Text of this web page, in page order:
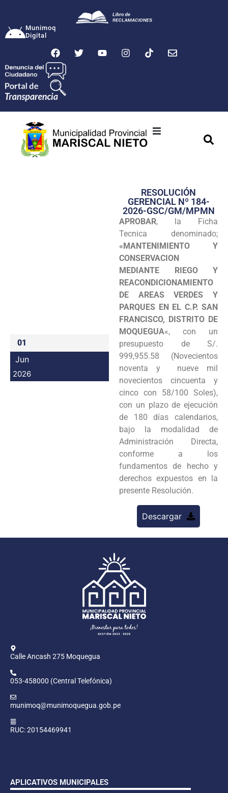
Munimoq
Digital
Transparencia
Seguridad
Programas
Intranet
01
Jun
2026
RESOLUCIÓN
GERENCIAL Nº 184-
2026-GSC/GM/MPMN
APROBAR, la Ficha
Tecnica denominado;
«MANTENIMIENTO Y
CONSERVACION
MEDIANTE RIEGO Y
REACONDICIONAMIENTO
DE AREAS VERDES Y
PARQUES EN EL C.P. SAN
FRANCISCO, DISTRITO DE
MOQUEGUA«, con un
presupuesto de S/.
999,955.58 (Novecientos
noventa y nueve mil
novecientos cincuenta y
cinco con 58/100 Soles),
con un plazo de ejecución
de 180 días calendarios,
bajo la modalidad de
Administración Directa,
conforme a los
fundamentos de hecho y
derechos expuestos en la
presente Resolución.
Descargar
Calle Ancash 275 Moquegua
053-458000 (Central Telefónica)
munimoq@munimoquegua.gob.pe
RUC: 20154469941
APLICATIVOS MUNICIPALES